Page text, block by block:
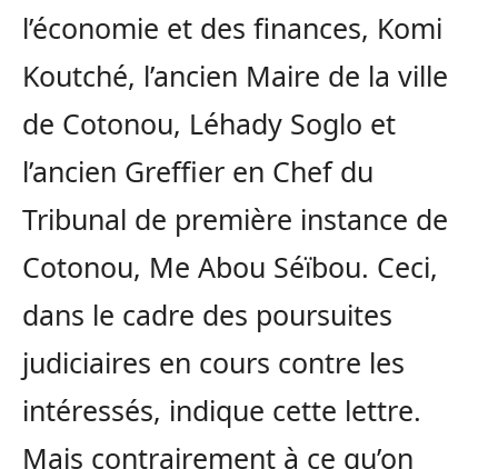
l’économie et des finances, Komi
Koutché, l’ancien Maire de la ville
de Cotonou, Léhady Soglo et
l’ancien Greffier en Chef du
Tribunal de première instance de
Cotonou, Me Abou Séïbou. Ceci,
dans le cadre des poursuites
judiciaires en cours contre les
intéressés, indique cette lettre.
Mais contrairement à ce qu’on